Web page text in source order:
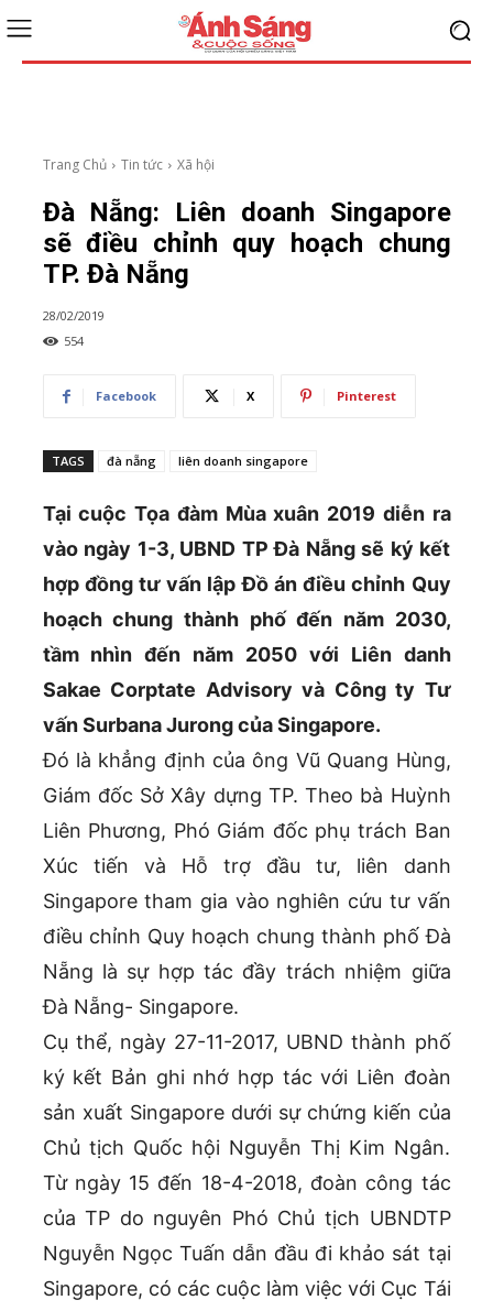
Trang Chủ Tin tức Xã hội
Đà Nẵng: Liên doanh Singapore
sẽ điều chỉnh quy hoạch chung
TP. Đà Nẵng
28/02/2019
554
Facebook X Pinterest
TAGS đà nẵng liên doanh singapore
Tại cuộc Tọa đàm Mùa xuân 2019 diễn ra
vào ngày 1-3, UBND TP Đà Nẵng sẽ ký kết
hợp đồng tư vấn lập Đồ án điều chỉnh Quy
hoạch chung thành phố đến năm 2030,
tầm nhìn đến năm 2050 với Liên danh
Sakae Corptate Advisory và Công ty Tư
vấn Surbana Jurong của Singapore.
Đó là khẳng định của ông Vũ Quang Hùng,
Giám đốc Sở Xây dựng TP. Theo bà Huỳnh
Liên Phương, Phó Giám đốc phụ trách Ban
Xúc tiến và Hỗ trợ đầu tư, liên danh
Singapore tham gia vào nghiên cứu tư vấn
điều chỉnh Quy hoạch chung thành phố Đà
Nẵng là sự hợp tác đầy trách nhiệm giữa
Đà Nẵng- Singapore.
Cụ thể, ngày 27-11-2017, UBND thành phố
ký kết Bản ghi nhớ hợp tác với Liên đoàn
sản xuất Singapore dưới sự chứng kiến của
Chủ tịch Quốc hội Nguyễn Thị Kim Ngân.
Từ ngày 15 đến 18-4-2018, đoàn công tác
của TP do nguyên Phó Chủ tịch UBNDTP
Nguyễn Ngọc Tuấn dẫn đầu đi khảo sát tại
Singapore, có các cuộc làm việc với Cục Tái